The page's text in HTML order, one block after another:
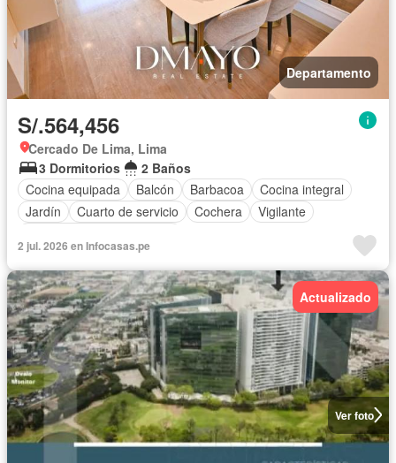
Departamento
S/.564,456
Cercado De Lima, Lima
3 Dormitorios
2 Baños
Cocina equipada
Balcón Barbacoa
Cocina integral
Jardín
Cuarto de servicio Cochera
Vigilante
2 jul. 2026 en Infocasas.pe
Ver foto
Actualizado